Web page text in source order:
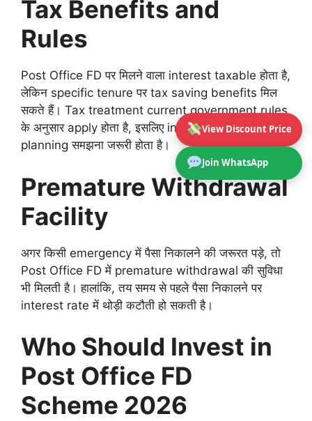
View Discount Price
Join WhatsApp
Tax Benefits and
Rules
Post Office FD पर मिलने वाला interest taxable होता है,
लेकिन specific tenure पर tax saving benefits मिल
सकते हैं। Tax treatment current government rules
के अनुसार apply होता है, इसलिए investment से पहले tax
planning समझना जरूरी होता है।
Premature Withdrawal
Facility
अगर किसी emergency में पैसा निकालने की जरूरत पड़े, तो
Post Office FD में premature withdrawal की सुविधा
भी मिलती है। हालांकि, तय समय से पहले पैसा निकालने पर
interest rate में थोड़ी कटौती हो सकती है।
Who Should Invest in
Post Office FD
Scheme 2026